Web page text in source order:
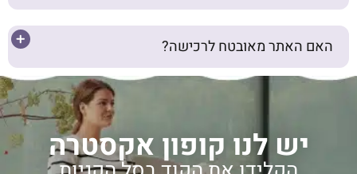
האם האתר מאובטח לרכישה?
יש לנו קופון אקסטרה